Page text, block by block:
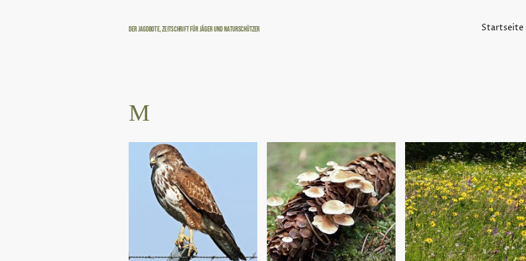
Der Jagdbote, Zeitschrift für Jäger und Naturschützer Startseite
M